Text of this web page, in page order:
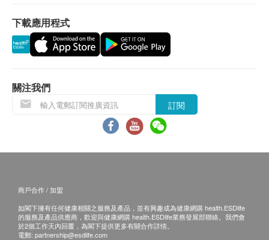
保證
1. 貨品質量保證，於顧客收到產品當日起計，食
用期應最少有9個月或以上。
1. 當顧客收取已訂購之貨品時，有責任檢查貨品
是否有損毀情況，一經確認簽收，恕不接受退換。
2. 退換產品必須包裝完整，如退換之產品有任何
殘缺或過期退回，供應商有權不受理。
電郵: support@esdlife.com / 健康網購health.ESDlife
客服熱線: (852) 3151-2288
下載應用程式
關注我們
訂閱
商戶合作 / 加盟
如閣下擁有任何健康相關之服務及產品，並有興趣成為健康網購 health.ESDlife
的服務及產品供應商，歡迎與健康網購 health.ESDlife業務發展部聯絡。我們會
於2個工作天內回覆，為閣下提供更多有關合作詳情。
電郵: partnership@esdlife.com